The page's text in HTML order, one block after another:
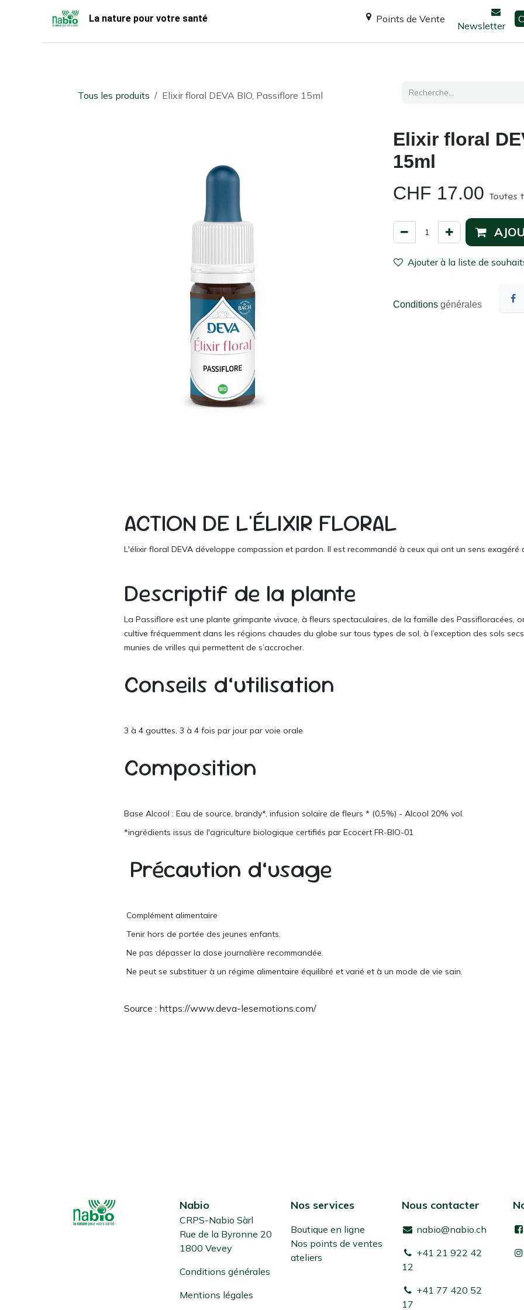
La nature pour votre santé Points de Vente
Newsletter
Tous les produits Elixir floral DEVA BIO, Passiflore 15ml
Elixir floral
15ml
CHF 17.00 Toutes
Ajouter à la liste de
Conditions générales
ACTION DE L'ÉLIXIR FLORAL
L'élixir floral DEVA développe compassion et pardon. Il est recommandé à ceux qui ont un sens exagéré
Descriptif de la plante
La Passiflore est une plante grimpante vivace, à fleurs spectaculaires, de la famille des Passifloracées,
cultive fréquemment dans les régions chaudes du globe sur tous types de sol, à l’exception des sols
munies de vrilles qui permettent de s’accrocher.
Conseils d’utilisation
3 à 4 gouttes, 3 à 4 fois par jour par voie orale
Composition
Base Alcool : Eau de source, brandy*, infusion solaire de fleurs * (0,5%) - Alcool 20% vol.
*ingrédients issus de l'agriculture biologique certifiés par Ecocert FR-BIO-01
Précaution d’usage
Complément alimentaire
Tenir hors de portée des jeunes enfants.
Ne pas dépasser la dose journalière recommandée.
Ne peut se substituer à un régime alimentaire équilibré et varié et à un mode de vie sain.
Source : https://www.deva-lesemotions.com/
Nabio
CRPS-Nabio Sàrl
Rue de la Byronne 20
1800 Vevey
Conditions générales
Mentions légales
Nos services
Boutique en ligne
Nos points de ventes
ateliers
Nous contacter
nabio@nabio.ch
+41 21 922 42
12
+41 77 420 52
17